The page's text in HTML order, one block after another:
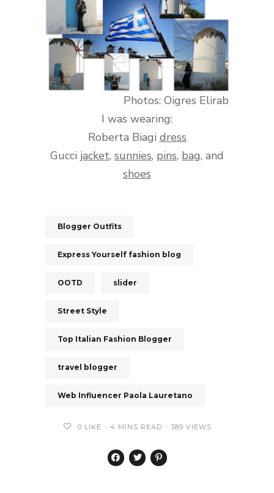
Photos: Oigres Elirab
I was wearing:
Roberta Biagi dress
Gucci jacket, sunnies, pins, bag, and
shoes
Blogger Outfits
Express Yourself fashion blog
OOTD slider
Street Style
Top Italian Fashion Blogger
travel blogger
Web Influencer Paola Lauretano
0 LIKE 4 MINS READ 389 VIEWS